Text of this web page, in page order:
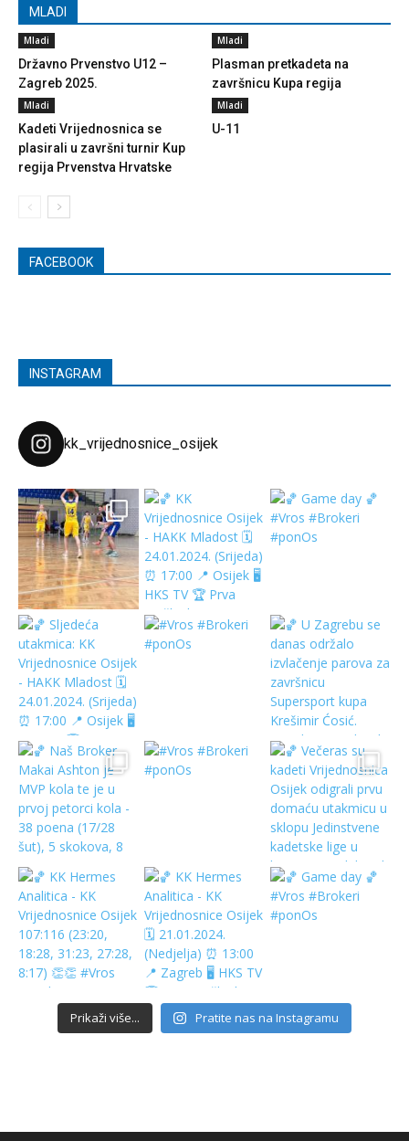
MLADI
Mladi
Državno Prvenstvo U12 –
Zagreb 2025.
Mladi
Plasman pretkadeta na
završnicu Kupa regija
Mladi
Kadeti Vrijednosnica se
plasirali u završni turnir Kup
regija Prvenstva Hrvatske
Mladi
U-11
FACEBOOK
INSTAGRAM
kk_vrijednosnice_osijek
Prikaži više... Pratite nas na Instagramu